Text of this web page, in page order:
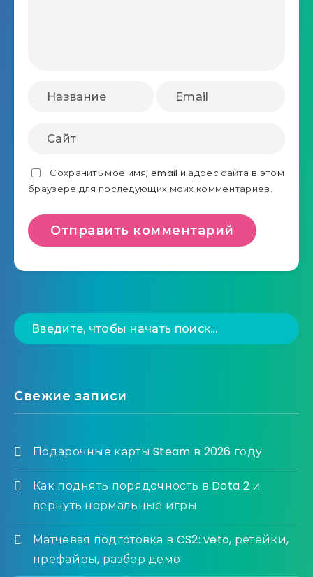
Сохранить моё имя, email и адрес сайта в этом
браузере для последующих моих комментариев.
Свежие записи
Подарочные карты Steam в 2026 году
Как поднять порядочность в Dota 2 и
вернуть нормальные игры
Матчевая подготовка в CS2: veto, ретейки,
префайры, разбор демо